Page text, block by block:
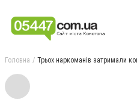
Головна Трьох наркоманів затримали